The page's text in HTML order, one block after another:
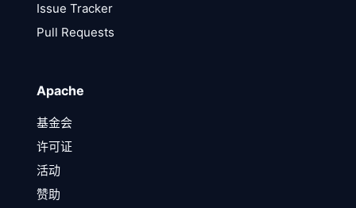
Issue Tracker
Pull Requests
Apache
基金会
许可证
活动
赞助